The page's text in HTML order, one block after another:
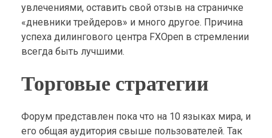
увлечениями, оставить свой отзыв на страничке
«дневники трейдеров» и много другое. Причина
успеха дилингового центра FXOpen в стремлении
всегда быть лучшими.
Торговые стратегии
Форум представлен пока что на 10 языках мира, и
его общая аудитория свыше пользователей. Так